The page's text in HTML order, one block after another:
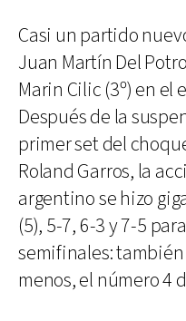
Casi un partido
Juan Martín Del
Marin Cilic (3º) en el
Después de la
primer set del
Roland Garros, la
argentino se hizo
(5), 5-7, 6-3 y 7-5
semifinales:
menos, el número 4